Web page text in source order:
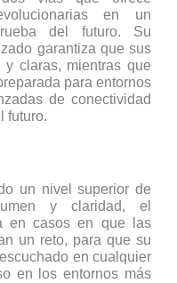
en un
del futuro. Su
garantiza que sus
y claras, mientras que
para entornos
de conectividad
futuro.
un nivel superior de
y claridad, el
en casos en que las
un reto, para que su
en cualquier
en los entornos más